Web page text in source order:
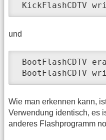
KickFlashCDTV
und
BootFlashCDTV
BootFlashCDTV
Wie man erkennen kann,
Verwendung identisch, es
anderes Flashprogramm